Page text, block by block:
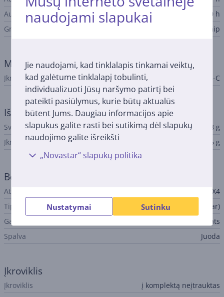
naudojami slapukai
Jie naudojami, kad tinklalapis tinkamai veiktų,
kad galėtume tinklalapį tobulinti,
individualizuoti Jūsų naršymo patirtį bei
pateikti pasiūlymus, kurie būtų aktualūs
būtent Jums. Daugiau informacijos apie
slapukus galite rasti bei sutikimą dėl slapukų
naudojimo galite išreikšti
„Novastar“ slapukų politika
Nustatymai Sutinku
Ausinių dėklo baterija
30 h
Greitasis krovimas
Taip
Maitinimas
Įkrovimo sąsaja USB-C
Išmatavimai
Svoris
5,78 g
Įkrovimo dėklu svoris
49,75 g
Bendri parametrai
Atsparumo klasė (IP)
IPX4
Tipas
Įkišamos į ausis (in-ear)
Gamintojas
Beats
Spalva
Juoda
Įkroviklis
Įkroviklis
į komplektą neįtrauktas